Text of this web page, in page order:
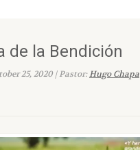
de la Bendición
25, 2020 | Pastor:Hugo Chapa